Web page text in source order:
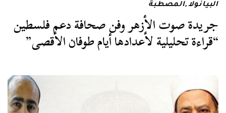
البيانولا,المصطبة
جريدة صوت الأزهر وفن صحافة دعم فلسطين
“قراءة تحليلية لأعدادها أيام طوفان الأقصى”